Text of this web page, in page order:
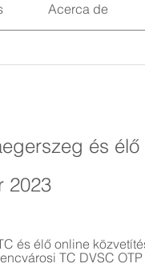
Acerca de
és élő
2023
és élő online
TC DVSC